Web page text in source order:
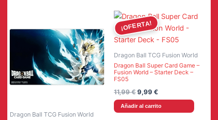
Dragon Ball TCG Fusion World
¡OFERTA!
Dragon Ball TCG Fusion World
Dragon Ball Super Card Game –
Fusion World – Starter Deck –
FS05
11,99€El
precio
original
9,99 €
precio
actual
Añadir al carrito